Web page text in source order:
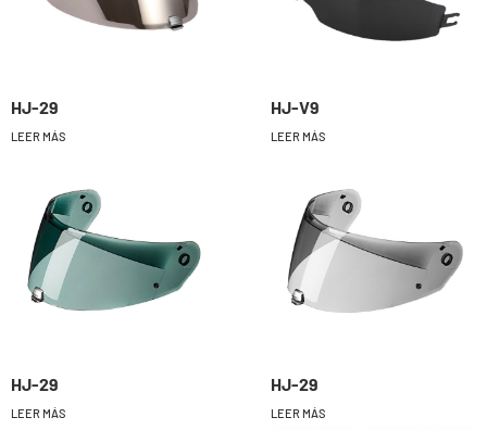
HJ-29
LEER MÁS
HJ-V9
LEER MÁS
HJ-29
LEER MÁS
HJ-29
LEER MÁS